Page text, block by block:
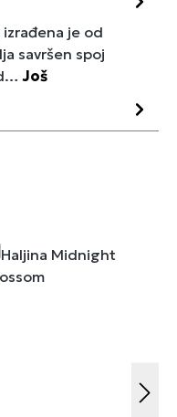
je od
savršen spoj
Još